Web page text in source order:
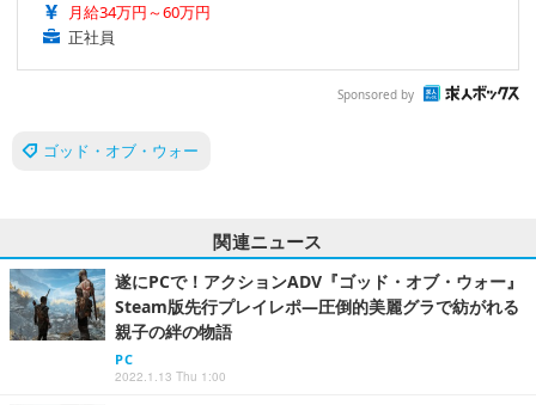
月給34万円～60万円
正社員
Sponsored by
ゴッド・オブ・ウォー
関連ニュース
遂にPCで！アクションADV『ゴッド・オブ・ウォー』
Steam版先行プレイレポ―圧倒的美麗グラで紡がれる
親子の絆の物語
PC
2022.1.13 Thu 1:00